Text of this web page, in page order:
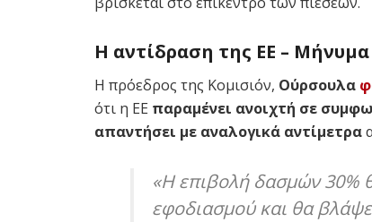
Η αντίδραση της ΕΕ –
Η πρόεδρος της Κομισιόν, Ούρσουλα
ότι η ΕΕ παραμένει ανοιχτή σε
απαντήσει με αναλογικά αντίμετρα
«Η επιβολή δασμών 30%
εφοδιασμού και θα